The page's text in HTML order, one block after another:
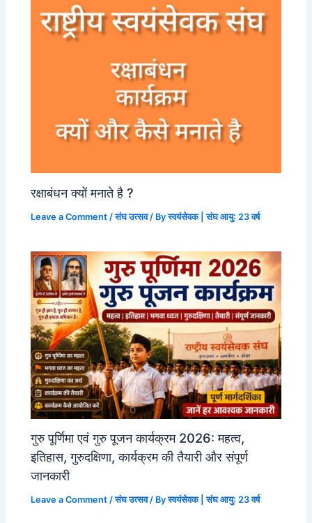
रक्षाबंधन क्यों मनाते है ?
Leave a Comment /संघ उत्सव/ Byस्वयंसेवक | संघ आयु: 23 वर्ष
गुरु पूर्णिमा एवं गुरु पूजन कार्यक्रम 2026: महत्व,
इतिहास, गुरुदक्षिणा, कार्यक्रम की तैयारी और संपूर्ण
जानकारी
Leave a Comment /संघ उत्सव/ Byस्वयंसेवक | संघ आयु: 23 वर्ष